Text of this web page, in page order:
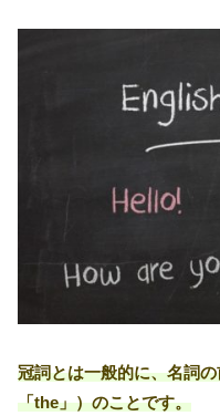
冠詞とは一般的に、名詞
「the」）のことです。